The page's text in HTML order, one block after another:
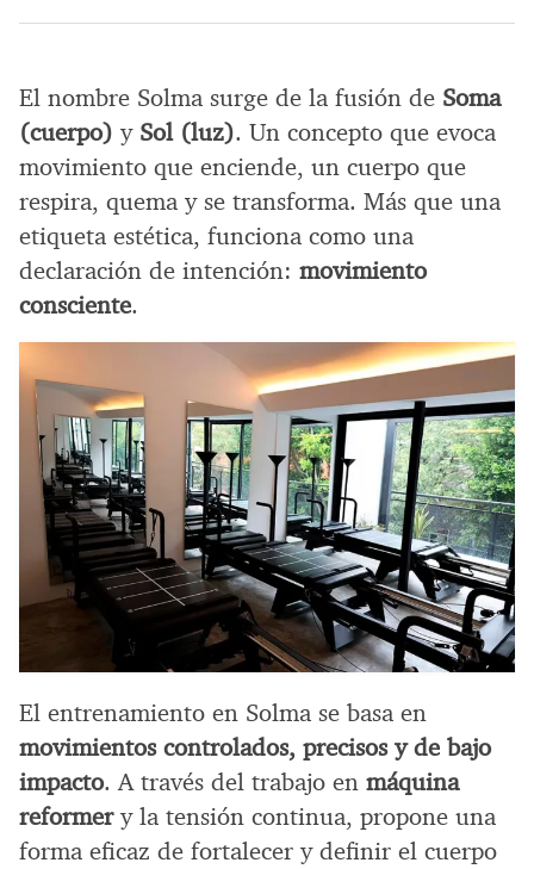
El nombre Solma surge de la fusión de Soma
(cuerpo) y Sol (luz). Un concepto que evoca
movimiento que enciende, un cuerpo que
respira, quema y se transforma. Más que una
etiqueta estética, funciona como una
declaración de intención: movimiento
consciente.
El entrenamiento en Solma se basa en
movimientos controlados, precisos y de bajo
impacto. A través del trabajo en máquina
reformery la tensión continua, propone una
forma eficaz de fortalecer y definir el cuerpo